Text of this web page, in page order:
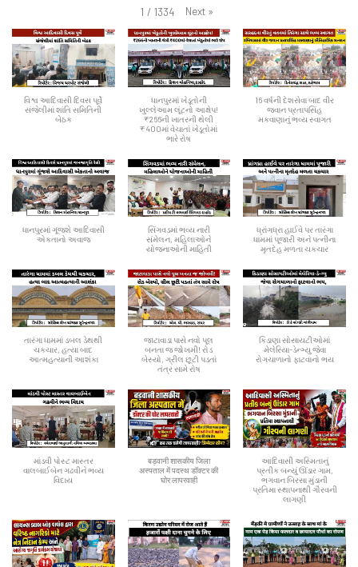
1 / 1334 Next »
વિશ્વ આદિવાસી દિવસ પૂર્વે
સંજેલીમાં શાંતિ સમિતિની
બેઠક
ધાનપુરમાં ખેડૂતોની
ખુલ્લેઆમ લૂંટનો આક્ષેપ!
₹266ની ખાતરની થેલી
₹400માં વેચાતાં ખેડૂતોમાં
ભારે રોષ
16 વર્ષની દેશસેવા બાદ વીર
જવાન પ્રતાપસિંહ
મકવાણાનું ભવ્ય સ્વાગત
ધાનપુરમાં ગૂંજશે આદિવાસી
એકતાનો અવાજ
સિંગવડમાં ભવ્ય નારી
સંમેલન, મહિલાઓને
યોજનાઓની માહિતી
ધ્રાંગધ્રા હાઈવે પર તારંગા
ધામમાં પૂજારી અને પત્નીના
મૃતદેહ મળતા ચકચાર
તારંગા ધામમાં ડબલ ડેથથી
ચકચાર, હત્યા બાદ
આત્મહત્યાની આશંકા
જાટાવાડા પાસે નવો પૂલ
બનતા જ જોખમી! રોડ
બેસ્યો, ગ્રીલ છૂટી પડતાં
તંત્ર સામે રોષ
કિડાણા સોસાયટીઓમાં
મેલેરિયા-ડેન્ગ્યુ જેવા
રોગચાળાનો ફાટવાનો ભય
માંડવી પોસ્ટ માસ્તર
વાલબાઈબેન ગઢવીને ભવ્ય
વિદાય
बड़वानी शासकीय जिला
अस्पताल में पदस्थ डॉक्टर की
घोर लापरवाही
આદિવાસી અસ્મિતાનું
પ્રતીક બન્યું ઊંડાર ગામ,
ભગવાન બિરસા મુંડાની
પ્રતિમા સ્થાપનાથી ગૌરવની
લાગણી